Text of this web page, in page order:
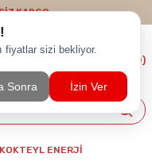
KARGO
0)
KOKTEYL ENERJİ